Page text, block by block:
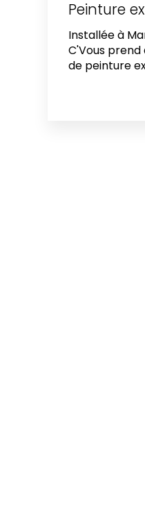
Peinture
Installée à
C'Vous
de peinture